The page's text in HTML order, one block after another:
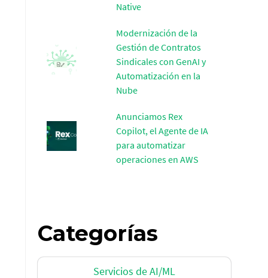
Native
Modernización de la
Gestión de Contratos
Sindicales con GenAI y
Automatización en la
Nube
Anunciamos Rex
Copilot, el Agente de IA
para automatizar
operaciones en AWS
Categorías
Servicios de AI/ML